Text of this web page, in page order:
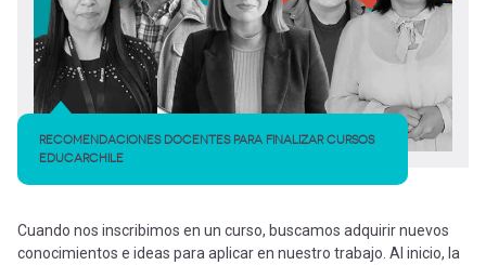
RECOMENDACIONES DOCENTES PARA FINALIZAR CURSOS
EDUCARCHILE
Cuando nos inscribimos en un curso, buscamos adquirir nuevos
conocimientos e ideas para aplicar en nuestro trabajo. Al inicio, la